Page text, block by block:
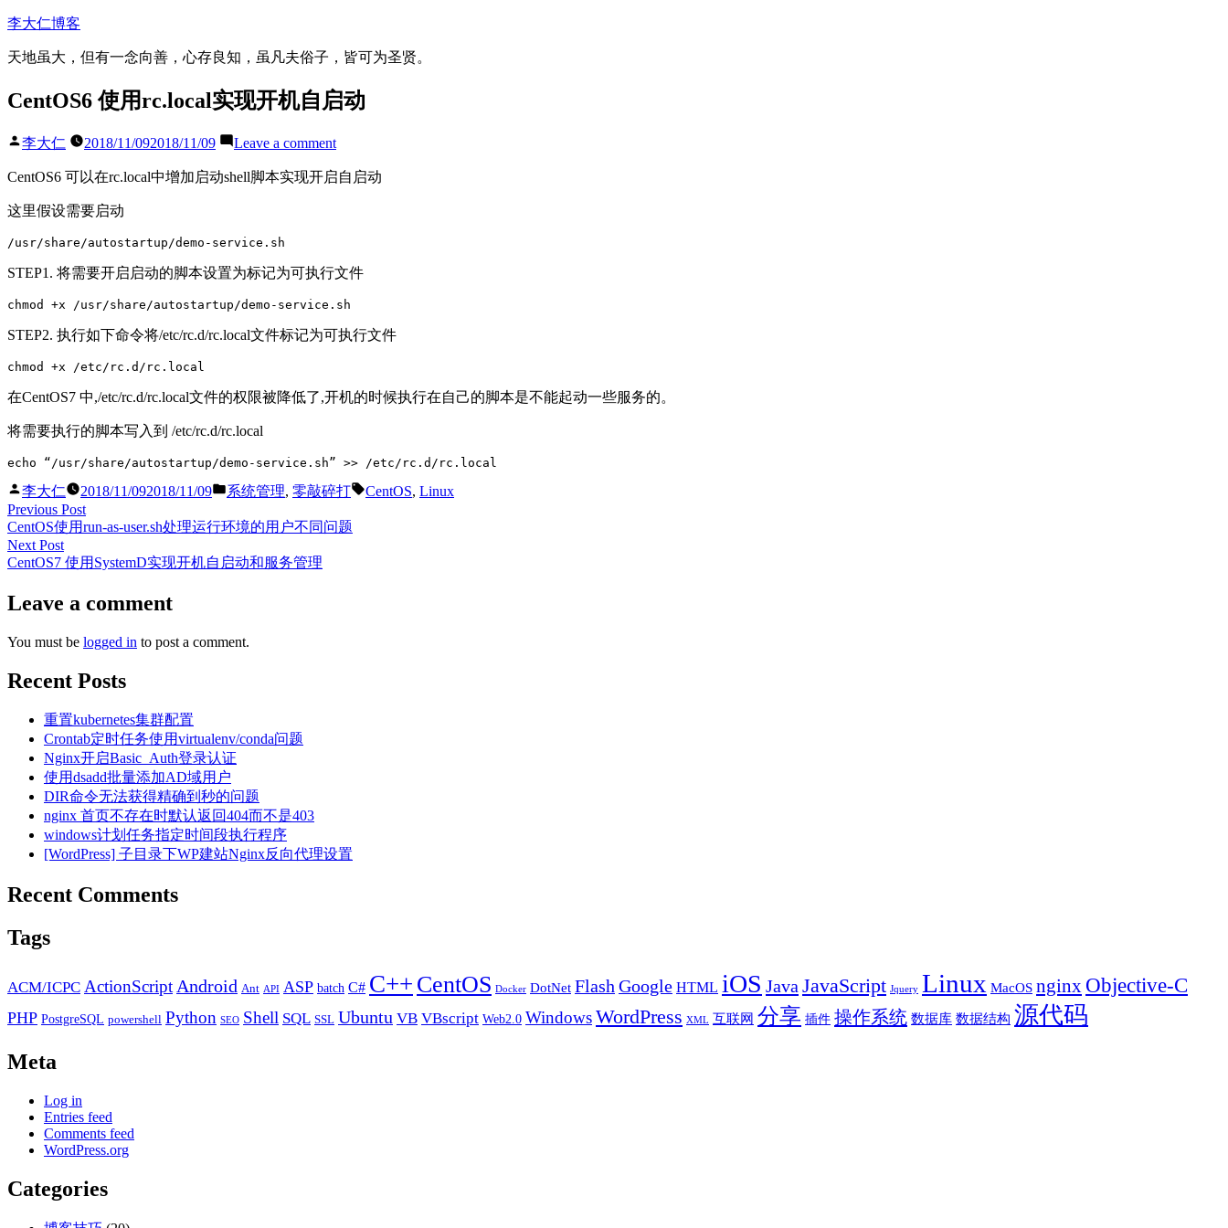
Skip
content
李大仁博客
天地虽大，但有一念向善，心存良知，虽凡夫俗子，皆可为圣贤。
CentOS6 使用rc.local实现开机自启动
Posted
李大仁 2018/11/092018/11/09 Leave a commenton
使
开
自
启
动
CentOS6 可以在rc.local中增加启动shell脚本实现开启自启动
这里假设需要启动
STEP1. 将需要开启启动的脚本设置为标记为可执行文件
STEP2. 执行如下命令将/etc/rc.d/rc.local文件标记为可执行文件
在CentOS7 中,/etc/rc.d/rc.local文件的权限被降低了,开机的时候执行在自己的脚本是不能起动一些服务的。
将需要执行的脚本写入到 /etc/rc.d/rc.local
Posted
by
李大仁 2018/11/092018/11/09
Posted
系统管理, 零敲碎打 Tags:
CentOS, Linux
Post
navigation
Previous PostPrevious
post:
CentOS使用run-as-user.sh处理运行环境的用户不同问题
Next PostNext
post:
CentOS7 使用SystemD实现开机自启动和服务管理
Leave a comment
You must be logged in to post a comment.
Recent Posts
重置kubernetes集群配置
Crontab定时任务使用virtualenv/conda问题
Nginx开启Basic_Auth登录认证
使用dsadd批量添加AD域用户
DIR命令无法获得精确到秒的问题
nginx 首页不存在时默认返回404而不是403
windows计划任务指定时间段执行程序
[WordPress] 子目录下WP建站Nginx反向代理设置
Recent Comments
Tags
ACM/ICPC ActionScript Android Ant API ASP batch C# C++ CentOS Docker DotNet Flash Google HTML iOS Java JavaScript Jquery Linux MacOS nginx Objective-C
PHP PostgreSQL powershell Python SEO Shell SQL SSL Ubuntu VB VBscript Web2.0 WindowsWordPress XML 互联网 分享 插件 操作系统 数据库 数据结构 源代码
Meta
Log in
Entries feed
Comments feed
WordPress.org
Categories